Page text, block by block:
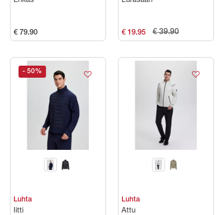
€ 79.90 € 19.95 € 39.90
Luhta
Iitti
- 50%
Luhta
Attu